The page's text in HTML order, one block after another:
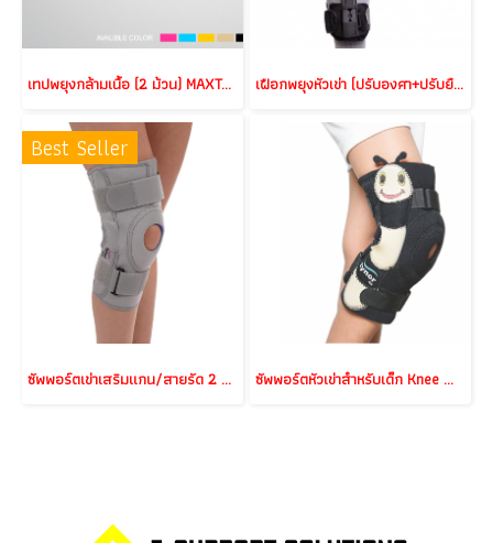
เทปพยุงกล้ามเนื้อ (2 ม้วน) MAXTAPING (2 Rolls) เฝือกพยุงหัวเข่า (ปรับองศา+ปรับยืดได้) DonJoy X-ROM POST-OP KNEE BRACE
Best Seller
ซัพพอร์ตเข่าเสริมแกน/สายรัด 2 ชั้น/ผ้านีโอพรีน (Knee Brace Hinged Neoprene) ซัพพอร์ตหัวเข่าสำหรับเด็ก Knee Wrap Hinged (Child)